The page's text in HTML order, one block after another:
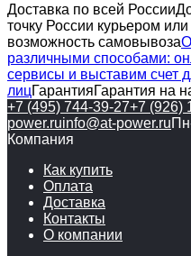
Доставка по всей России
точку России курьером
возможность самовывоза
различными способами:
сервисы и выставим счет
лицГарантияГарантия на
+7 (495) 744-39-27+7 (926)
power.ruinfo@at-power.ru
Компания
Как купить
Оплата
Доставка
Контакты
О компании